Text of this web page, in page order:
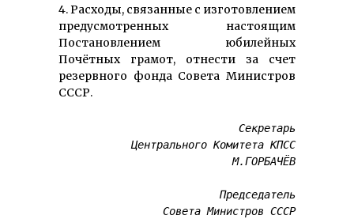
4. Расходы, связанные с изготовлением
предусмотренных настоящим
Постановлением юбилейных
Почётных грамот, отнести за счет
резервного фонда Совета Министров
СССР.
Секретарь
Центрального Комитета КПСС
Председатель
Совета Министров СССР